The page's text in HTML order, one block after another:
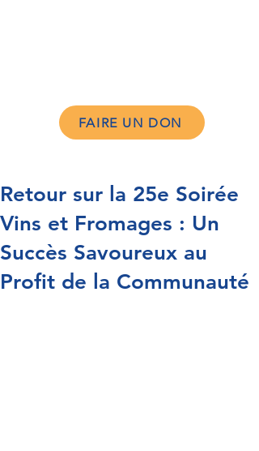
FAIRE UN DON
Retour sur la 25e Soirée
Vins et Fromages : Un
Succès Savoureux au
Profit de la Communauté